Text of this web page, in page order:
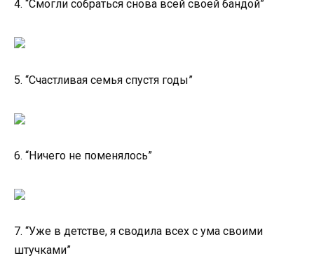
4. “Смогли собраться снова всей своей бандой”
5. “Счастливая семья спустя годы”
6. “Ничего не поменялось”
7. “Уже в детстве, я сводила всех с ума своими
штучками”